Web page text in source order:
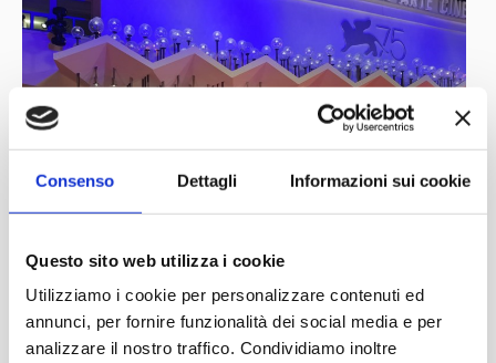
Consenso Dettagli Informazioni sui cookie
Questo sito web utilizza i cookie
Utilizziamo i cookie per personalizzare contenuti ed
annunci, per fornire funzionalità dei social media e per
analizzare il nostro traffico. Condividiamo inoltre